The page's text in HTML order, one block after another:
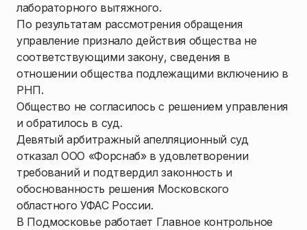
лабораторного вытяжного.
По результатам рассмотрения обращения
управление признало действия общества не
соответствующими закону, сведения в
отношении общества подлежащими включению в
РНП.
Общество не согласилось с решением управления
и обратилось в суд.
Девятый арбитражный апелляционный суд
отказал ООО «Форснаб» в удовлетворении
требований и подтвердил законность и
обоснованность решения Московского
областного УФАС России.
В Подмосковье работает Главное контрольное